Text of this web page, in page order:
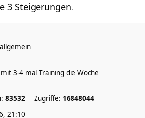
3 Steigerungen.
3-4 mal Training die Woche
83532 Zugriffe: 16848044
21:10